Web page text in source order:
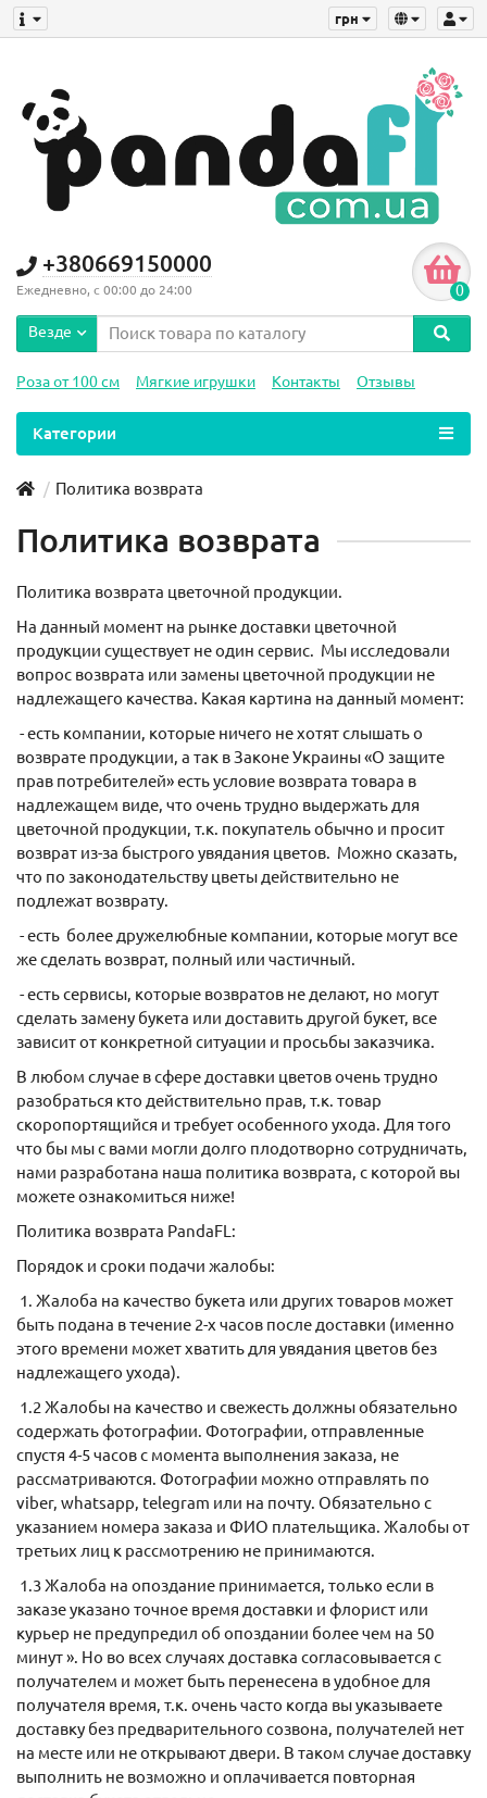
грн
+380669150000
Ежедневно, с 00:00 до 24:00 0
Везде
Роза от 100 см Мягкие игрушки Контакты Отзывы
Категории
Политика возврата
Политика возврата
Политика возврата цветочной продукции.
На данный момент на рынке доставки цветочной
продукции существует не один сервис. Мы исследовали
вопрос возврата или замены цветочной продукции не
надлежащего качества. Какая картина на данный момент:
- есть компании, которые ничего не хотят слышать о
возврате продукции, а так в Законе Украины «О защите
прав потребителей» есть условие возврата товара в
надлежащем виде, что очень трудно выдержать для
цветочной продукции, т.к. покупатель обычно и просит
возврат из-за быстрого увядания цветов. Можно сказать,
что по законодательству цветы действительно не
подлежат возврату.
- есть более дружелюбные компании, которые могут все
же сделать возврат, полный или частичный.
- есть сервисы, которые возвратов не делают, но могут
сделать замену букета или доставить другой букет, все
зависит от конкретной ситуации и просьбы заказчика.
В любом случае в сфере доставки цветов очень трудно
разобраться кто действительно прав, т.к. товар
скоропортящийся и требует особенного ухода. Для того
что бы мы с вами могли долго плодотворно сотрудничать,
нами разработана наша политика возврата, с которой вы
можете ознакомиться ниже!
Политика возврата PandaFL:
Порядок и сроки подачи жалобы:
1. Жалоба на качество букета или других товаров может
быть подана в течение 2-х часов после доставки (именно
этого времени может хватить для увядания цветов без
надлежащего ухода).
1.2 Жалобы на качество и свежесть должны обязательно
содержать фотографии. Фотографии, отправленные
спустя 4-5 часов с момента выполнения заказа, не
рассматриваются. Фотографии можно отправлять по
viber, whatsapp, telegram или на почту. Обязательно с
указанием номера заказа и ФИО плательщика. Жалобы от
третьих лиц к рассмотрению не принимаются.
1.3 Жалоба на опоздание принимается, только если в
заказе указано точное время доставки и флорист или
курьер не предупредил об опоздании более чем на 50
минут ». Но во всех случаях доставка согласовывается с
получателем и может быть перенесена в удобное для
получателя время, т.к. очень часто когда вы указываете
доставку без предварительного созвона, получателей нет
на месте или не открывают двери. В таком случае доставку
выполнить не возможно и оплачивается повторная